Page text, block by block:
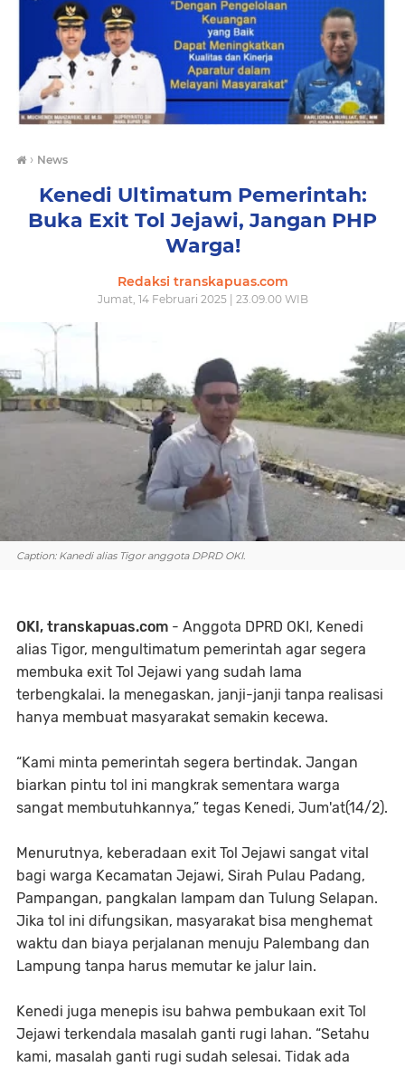
› News
Kenedi Ultimatum Pemerintah:
Buka Exit Tol Jejawi, Jangan PHP
Warga!
Redaksi transkapuas.com
Jumat, 14 Februari 2025 | 23.09.00 WIB
Caption: Kanedi alias Tigor anggota DPRD OKI.
OKI, transkapuas.com - Anggota DPRD OKI, Kenedi
alias Tigor, mengultimatum pemerintah agar segera
membuka exit Tol Jejawi yang sudah lama
terbengkalai. Ia menegaskan, janji-janji tanpa realisasi
hanya membuat masyarakat semakin kecewa.
“Kami minta pemerintah segera bertindak. Jangan
biarkan pintu tol ini mangkrak sementara warga
sangat membutuhkannya,” tegas Kenedi, Jum'at(14/2).
Menurutnya, keberadaan exit Tol Jejawi sangat vital
bagi warga Kecamatan Jejawi, Sirah Pulau Padang,
Pampangan, pangkalan lampam dan Tulung Selapan.
Jika tol ini difungsikan, masyarakat bisa menghemat
waktu dan biaya perjalanan menuju Palembang dan
Lampung tanpa harus memutar ke jalur lain.
Kenedi juga menepis isu bahwa pembukaan exit Tol
Jejawi terkendala masalah ganti rugi lahan. “Setahu
kami, masalah ganti rugi sudah selesai. Tidak ada